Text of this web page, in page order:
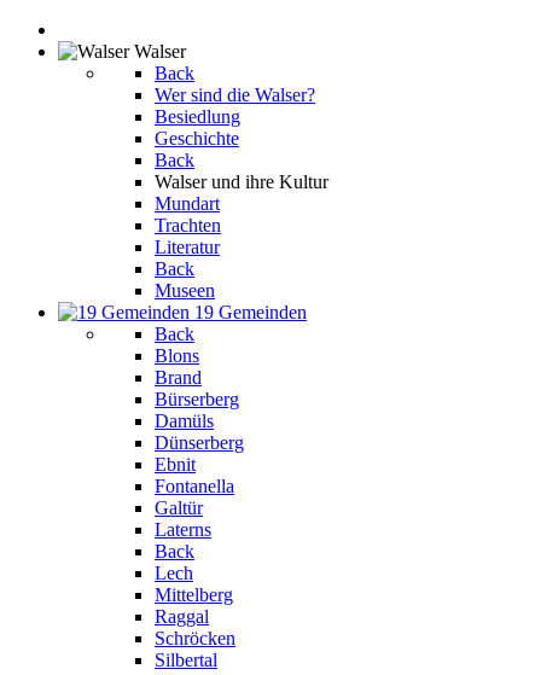
Walser
Back
Wer sind die Walser?
Besiedlung
Geschichte
Back
Walser und ihre Kultur
Mundart
Trachten
Literatur
Back
Museen
19 Gemeinden
Back
Blons
Brand
Bürserberg
Damüls
Dünserberg
Ebnit
Fontanella
Galtür
Laterns
Back
Lech
Mittelberg
Raggal
Schröcken
Silbertal